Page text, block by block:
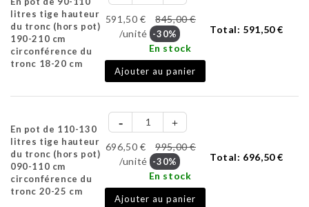
litres tige hauteur
du tronc (hors pot)
190-210 cm
circonférence du
tronc 18-20 cm
591,50 €
845,00 €
/unité -30%
En stock
Ajouter au panier
Total: 591,50 €
En pot de 110-130
litres tige hauteur
du tronc (hors pot)
090-110 cm
circonférence du
tronc 20-25 cm
696,50 €
995,00 €
/unité -30%
En stock
Ajouter au panier
Total: 696,50 €